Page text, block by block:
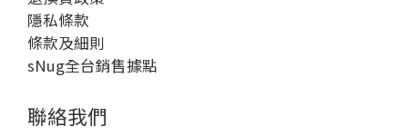
隱私條款
條款及細則
sNug全台銷售據點
聯絡我們